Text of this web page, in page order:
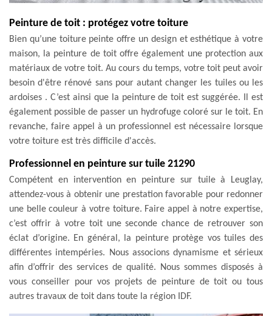
Peinture de toit : protégez votre toiture
Bien qu’une toiture peinte offre un design et esthétique à votre
maison, la peinture de toit offre également une protection aux
matériaux de votre toit. Au cours du temps, votre toit peut avoir
besoin d'être rénové sans pour autant changer les tuiles ou les
ardoises . C’est ainsi que la peinture de toit est suggérée. Il est
également possible de passer un hydrofuge coloré sur le toit. En
revanche, faire appel à un professionnel est nécessaire lorsque
votre toiture est très difficile d'accès.
Professionnel en peinture sur tuile 21290
Compétent en intervention en peinture sur tuile à Leuglay,
attendez-vous à obtenir une prestation favorable pour redonner
une belle couleur à votre toiture. Faire appel à notre expertise,
c’est offrir à votre toit une seconde chance de retrouver son
éclat d’origine. En général, la peinture protège vos tuiles des
différentes intempéries. Nous associons dynamisme et sérieux
afin d’offrir des services de qualité. Nous sommes disposés à
vous conseiller pour vos projets de peinture de toit ou tous
autres travaux de toit dans toute la région IDF.